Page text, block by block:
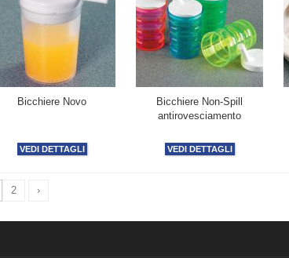
Bicchiere Novo
VEDI DETTAGLI
Bicchiere Non-Spill
antirovesciamento
VEDI DETTAGLI
2 ›